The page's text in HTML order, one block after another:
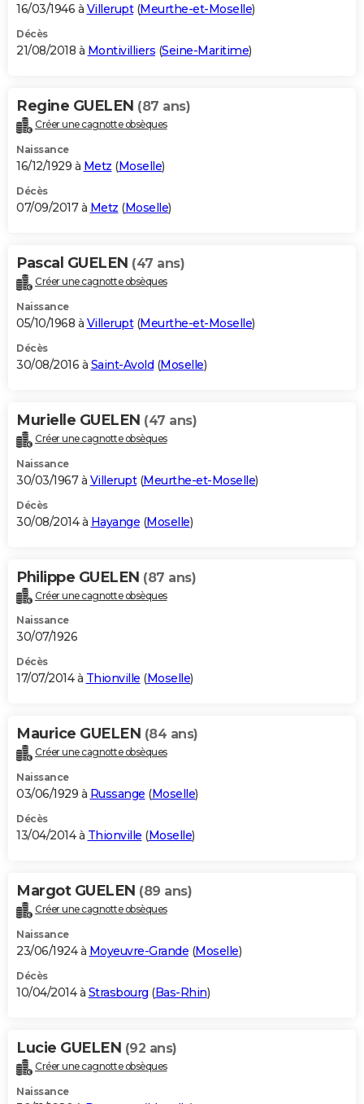
16/03/1946 à Villerupt(Meurthe-et-Moselle)
Décès
21/08/2018 à Montivilliers (Seine-Maritime)
Regine GUELEN (87 ans)
Créer une cagnotte obsèques
Naissance
16/12/1929 à Metz (Moselle)
Décès
07/09/2017 à Metz (Moselle)
Pascal GUELEN (47 ans)
Créer une cagnotte obsèques
Naissance
05/10/1968 à Villerupt(Meurthe-et-Moselle)
Décès
30/08/2016 à Saint-Avold (Moselle)
Murielle GUELEN (47 ans)
Créer une cagnotte obsèques
Naissance
30/03/1967 à Villerupt(Meurthe-et-Moselle)
Décès
30/08/2014 à Hayange (Moselle)
Philippe GUELEN (87 ans)
Créer une cagnotte obsèques
Naissance
30/07/1926
Décès
17/07/2014 à Thionville (Moselle)
Maurice GUELEN (84 ans)
Créer une cagnotte obsèques
Naissance
03/06/1929 à Russange (Moselle)
Décès
13/04/2014 à Thionville (Moselle)
Margot GUELEN (89 ans)
Créer une cagnotte obsèques
Naissance
23/06/1924 à Moyeuvre-Grande (Moselle)
Décès
10/04/2014 à Strasbourg (Bas-Rhin)
Lucie GUELEN (92 ans)
Créer une cagnotte obsèques
Naissance